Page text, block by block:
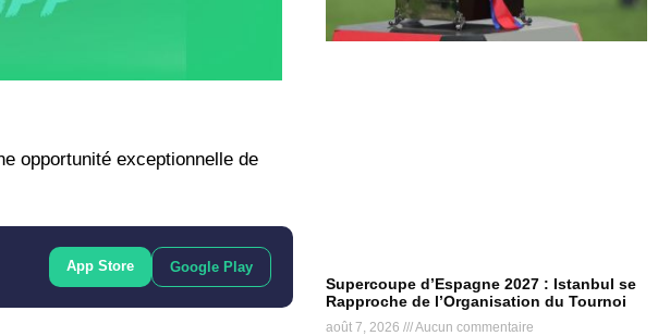
opportunité exceptionnelle de
App Store Google Play
Supercoupe d’Espagne 2027 : Istanbul se
Rapproche de l’Organisation du Tournoi
août 7, 2026 Aucun commentaire